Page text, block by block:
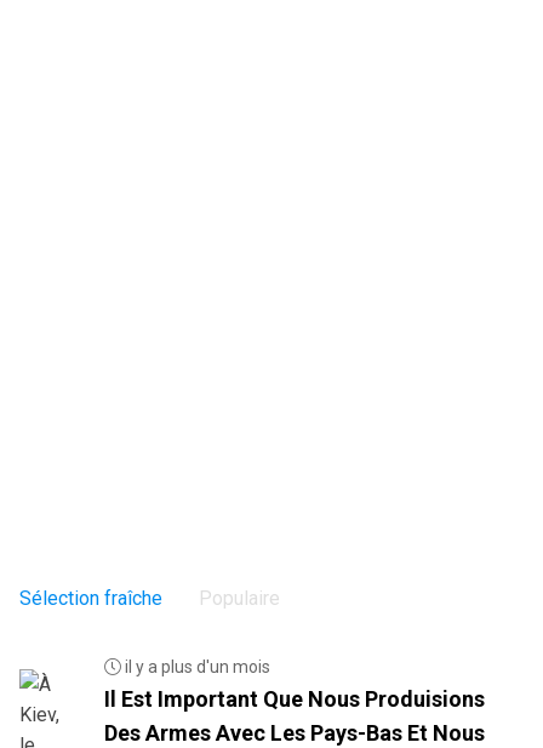
Sélection fraîche Populaire
il y a plus d'un mois
Il Est Important Que Nous Produisions
Des Armes Avec Les Pays-Bas Et Nous